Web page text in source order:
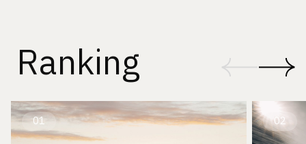
Ranking
01 02